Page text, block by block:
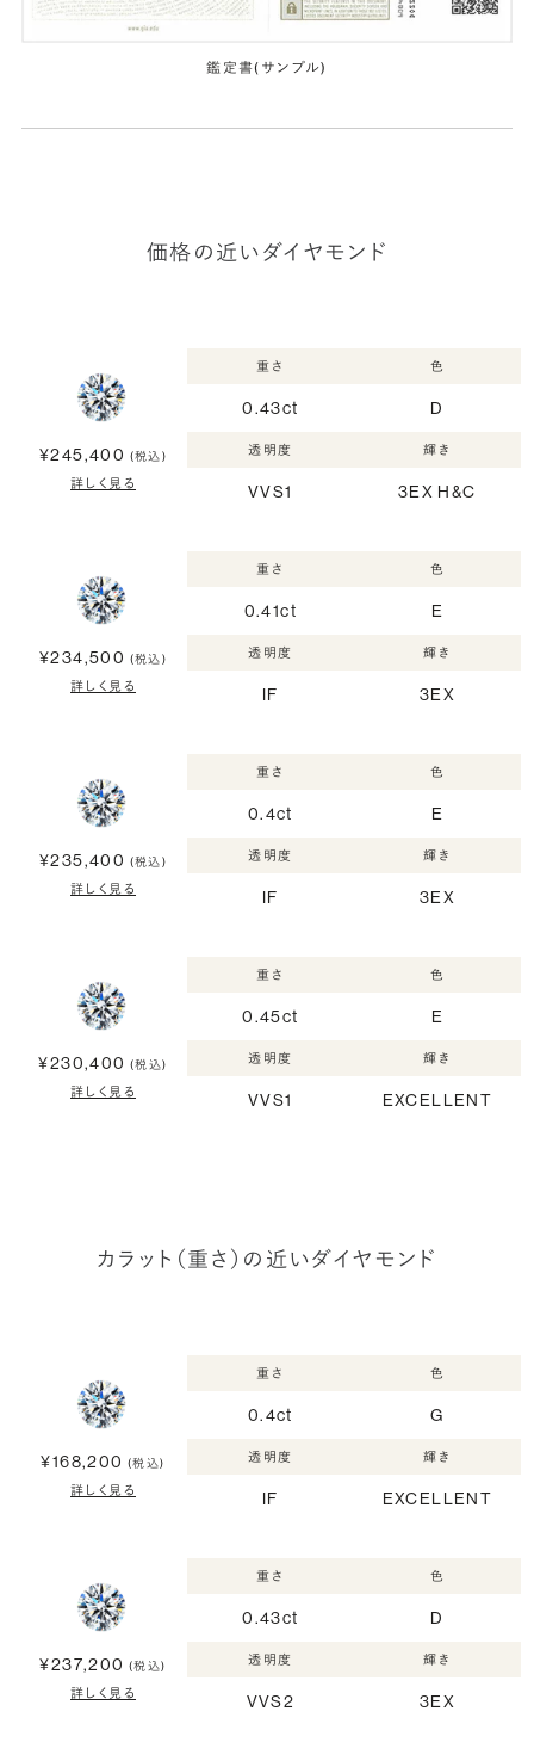
鑑定書(サンプル)
価格の近いダイヤモンド
¥245,400 (税込)
詳しく見る
重さ
0.43ct
色
D
透明度
VVS1
輝き
3EX H&C
¥234,500 (税込)
詳しく見る
重さ
0.41ct
色
E
透明度
IF
輝き
3EX
¥235,400 (税込)
詳しく見る
重さ
0.4ct
色
E
透明度
IF
輝き
3EX
¥230,400 (税込)
詳しく見る
重さ
0.45ct
色
E
透明度
VVS1
輝き
EXCELLENT
カラット（重さ）の近いダイヤモンド
¥168,200 (税込)
詳しく見る
重さ
0.4ct
色
G
透明度
IF
輝き
EXCELLENT
¥237,200 (税込)
詳しく見る
重さ
0.43ct
色
D
透明度
VVS2
輝き
3EX